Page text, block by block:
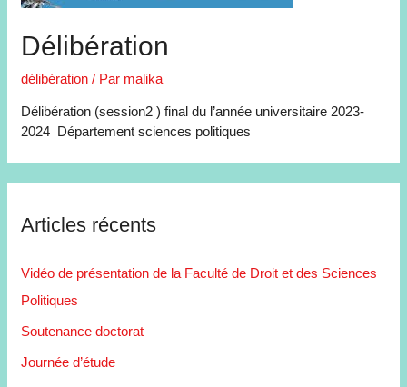
Délibération
délibération / Par malika
Délibération (session2 ) final du l’année universitaire 2023-
2024 Département sciences politiques
Articles récents
Vidéo de présentation de la Faculté de Droit et des Sciences
Politiques
Soutenance doctorat
Journée d’étude